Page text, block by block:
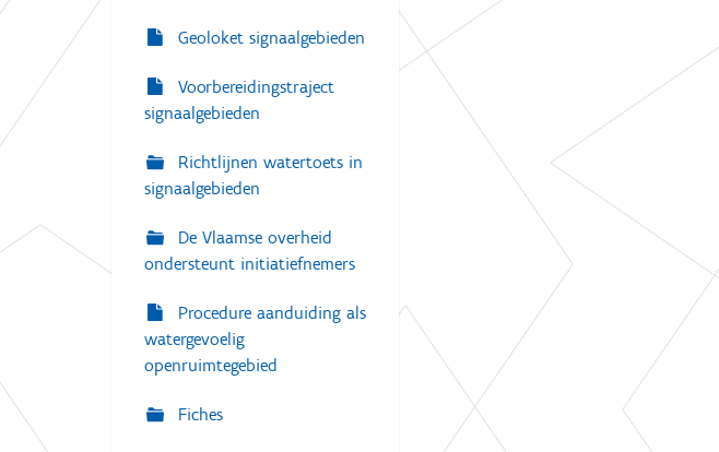
Geoloket signaalgebieden
Voorbereidingstraject
signaalgebieden
Richtlijnen watertoets in
signaalgebieden
De Vlaamse overheid
ondersteunt initiatiefnemers
Procedure aanduiding als
watergevoelig
openruimtegebied
Fiches